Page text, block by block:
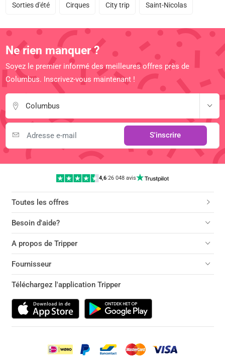
Sorties d'été Cirques City trip Saint-Nicolas
Ne rien manquer ?
Soyez le premier informé des meilleures offres près de
Columbus. Inscrivez-vous maintenant !
Columbus
S'inscrire
4,6 |26 048 avis
Toutes les offres
Besoin d'aide?
A propos de Tripper
Fournisseur
Téléchargez l'application Tripper